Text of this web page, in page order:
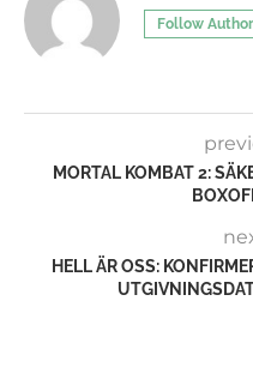
Follow Author
MORTAL KOMBAT 2:
HELL ÄR OSS: